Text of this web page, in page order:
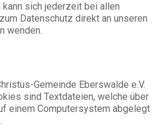
sich jederzeit bei allen
Datenschutz direkt an unseren
wenden.
Gemeinde Eberswalde e.V.
sind Textdateien, welche über
einem Computersystem abgelegt